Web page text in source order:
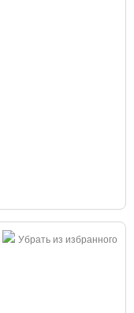
Убрать из избранного